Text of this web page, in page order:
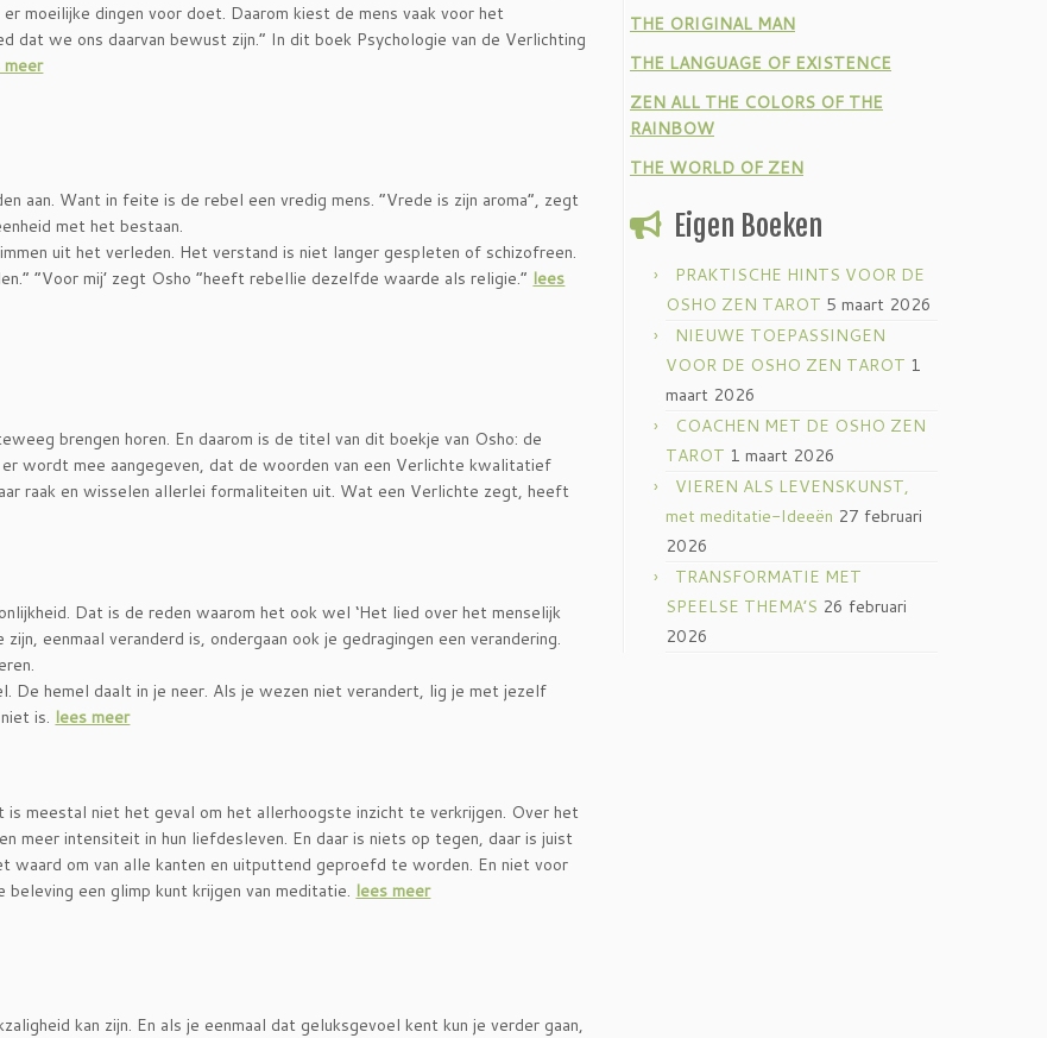
moeilijke dingen voor doet. Daarom kiest de mens vaak voor het
dat we ons daarvan bewust zijn.” In dit boek Psychologie van de Verlichting
meer
aan. Want in feite is de rebel een vredig mens. “Vrede is zijn aroma”, zegt
met het bestaan.
uit het verleden. Het verstand is niet langer gespleten of schizofreen.
“Voor mij’ zegt Osho “heeft rebellie dezelfde waarde als religie.” lees
brengen horen. En daarom is de titel van dit boekje van Osho: de
wordt mee aangegeven, dat de woorden van een Verlichte kwalitatief
raak en wisselen allerlei formaliteiten uit. Wat een Verlichte zegt, heeft
Dat is de reden waarom het ook wel ‘Het lied over het menselijk
eenmaal veranderd is, ondergaan ook je gedragingen een verandering.
De hemel daalt in je neer. Als je wezen niet verandert, lig je met jezelf
is. lees meer
is meestal niet het geval om het allerhoogste inzicht te verkrijgen. Over het
meer intensiteit in hun liefdesleven. En daar is niets op tegen, daar is juist
waard om van alle kanten en uitputtend geproefd te worden. En niet voor
een glimp kunt krijgen van meditatie. lees meer
kan zijn. En als je eenmaal dat geluksgevoel kent kun je verder gaan,
THE ORIGINAL MAN
THE LANGUAGE OF EXISTENCE
ZEN ALL THE COLORS OF THE
RAINBOW
THE WORLD OF ZEN
Eigen Boeken
PRAKTISCHE HINTS VOOR DE
OSHO ZEN TAROT 5 maart 2026
NIEUWE TOEPASSINGEN
VOOR DE OSHO ZEN TAROT 1
maart 2026
COACHEN MET DE OSHO ZEN
TAROT 1 maart 2026
VIEREN ALS LEVENSKUNST,
met meditatie-Ideeën 27 februari
2026
TRANSFORMATIE MET
SPEELSE THEMA’S 26 februari
2026